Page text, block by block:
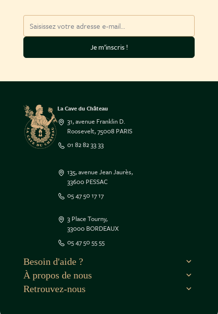
sûrs que le contenu de ce site vous intéresse
mais on aimerait bien vous accompagner
préférences par la suite, cliquez sur le lien
situé dans le pied de page.
Je m’inscris !
La Cave du Château
31, avenue Franklin D.
Roosevelt, 75008 PARIS
01 82 82 33 33
135, avenue Jean Jaurès,
33600 PESSAC
05 47 50 17 17
3 Place Tourny,
33000 BORDEAUX
05 47 50 55 55
Besoin d'aide ?
À propos de nous
Retrouvez-nous